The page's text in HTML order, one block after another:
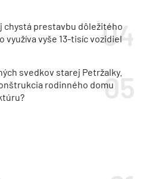
chystá prestavbu dôležitého
využíva vyše 13-tisíc vozidiel
svedkov starej Petržalky.
rodinného domu